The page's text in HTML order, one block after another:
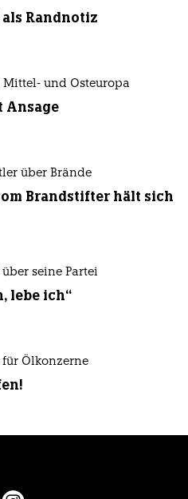
Randnotiz
und Osteuropa
Ansage
über Brände
Brandstifter hält sich
seine Partei
lebe ich“
Ölkonzerne